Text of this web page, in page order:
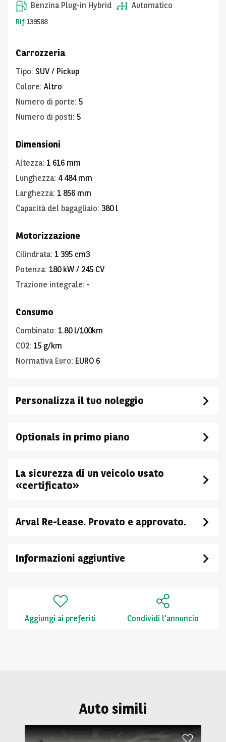
Benzina Plug-in Hybrid
Automatico
Rif 139588
Carrozzeria
Tipo: SUV / Pickup
Colore: Altro
Numero di porte: 5
Numero di posti: 5
Dimensioni
Altezza: 1 616 mm
Lunghezza: 4 484 mm
Larghezza: 1 856 mm
Capacità del bagagliaio: 380 l
Motorizzazione
Cilindrata: 1 395 cm3
Potenza: 180 kW / 245 CV
Trazione integrale: -
Consumo
Combinato: 1.80 l/100km
CO2: 15 g/km
Normativa Euro: EURO 6
Personalizza il tuo noleggio
Optionals in primo piano
La sicurezza di un veicolo usato
«certificato»
Arval Re-Lease. Provato e approvato.
Informazioni aggiuntive
Aggiungi ai preferiti Condividi l'annuncio
Auto simili